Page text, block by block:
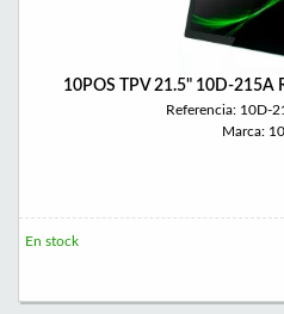
10POS TPV 21.5" 10D-215A
Referencia: 10D-
Marca:
En stock